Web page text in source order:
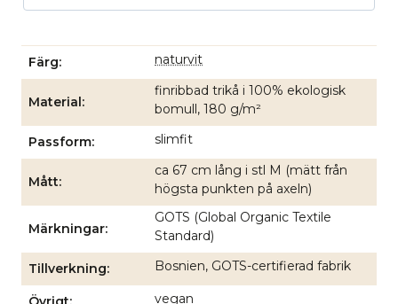
Färg naturvit
Material
finribbad trikå i 100% ekologisk
bomull, 180 g/m²
Passform slimfit
Mått
ca 67 cm lång i stl M (mätt från
högsta punkten på axeln)
Märkningar
GOTS (Global Organic Textile
Standard)
Tillverkning Bosnien, GOTS-certifierad fabrik
vegan